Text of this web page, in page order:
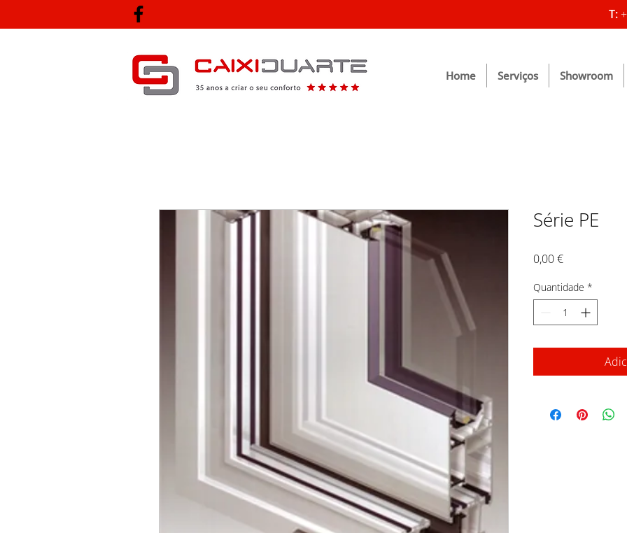
T:
Home Serviços Showroom
Série PE
0,00 €Preço
Quantidade *